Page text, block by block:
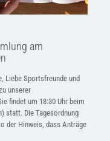
am
Liebe Sportsfreunde und
unserer
findet um 18:30 Uhr beim
statt. Die Tagesordnung
der Hinweis, dass Anträge